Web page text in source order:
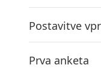
Postavitve
Prva anketa